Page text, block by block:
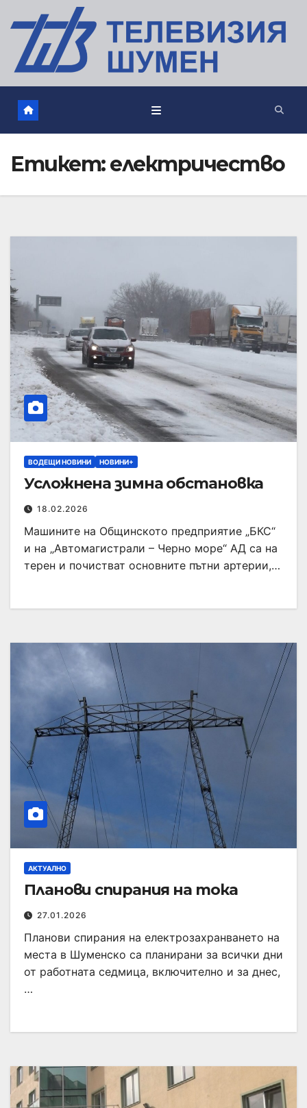
Етикет:електричество
ВОДЕЩИ НОВИНИ НОВИНИ+
Усложнена зимна обстановка
18.02.2026
Машините на Общинското предприятие „БКС“
и на „Автомагистрали – Черно море“ АД са на
терен и почистват основните пътни артерии,…
АКТУАЛНО
Планови спирания на тока
27.01.2026
Планови спирания на електрозахранването на
места в Шуменско са планирани за всички дни
от работната седмица, включително и за днес,
…